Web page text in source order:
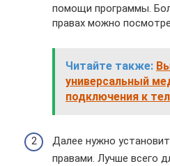
помощи программы.
правах можно
Читайте также:
универсальный
подключения к
Далее нужно
правами. Лучше всего